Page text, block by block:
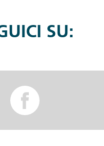
SU: